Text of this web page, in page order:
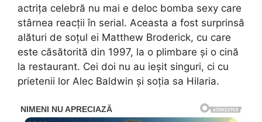
actrița celebră nu mai e deloc bomba sexy care
stârnea reacții în serial. Aceasta a fost surprinsă
alături de soțul ei Matthew Broderick, cu care
este căsătorită din 1997, la o plimbare și o cină
la restaurant. Cei doi nu au ieșit singuri, ci cu
prietenii lor Alec Baldwin și soția sa Hilaria.